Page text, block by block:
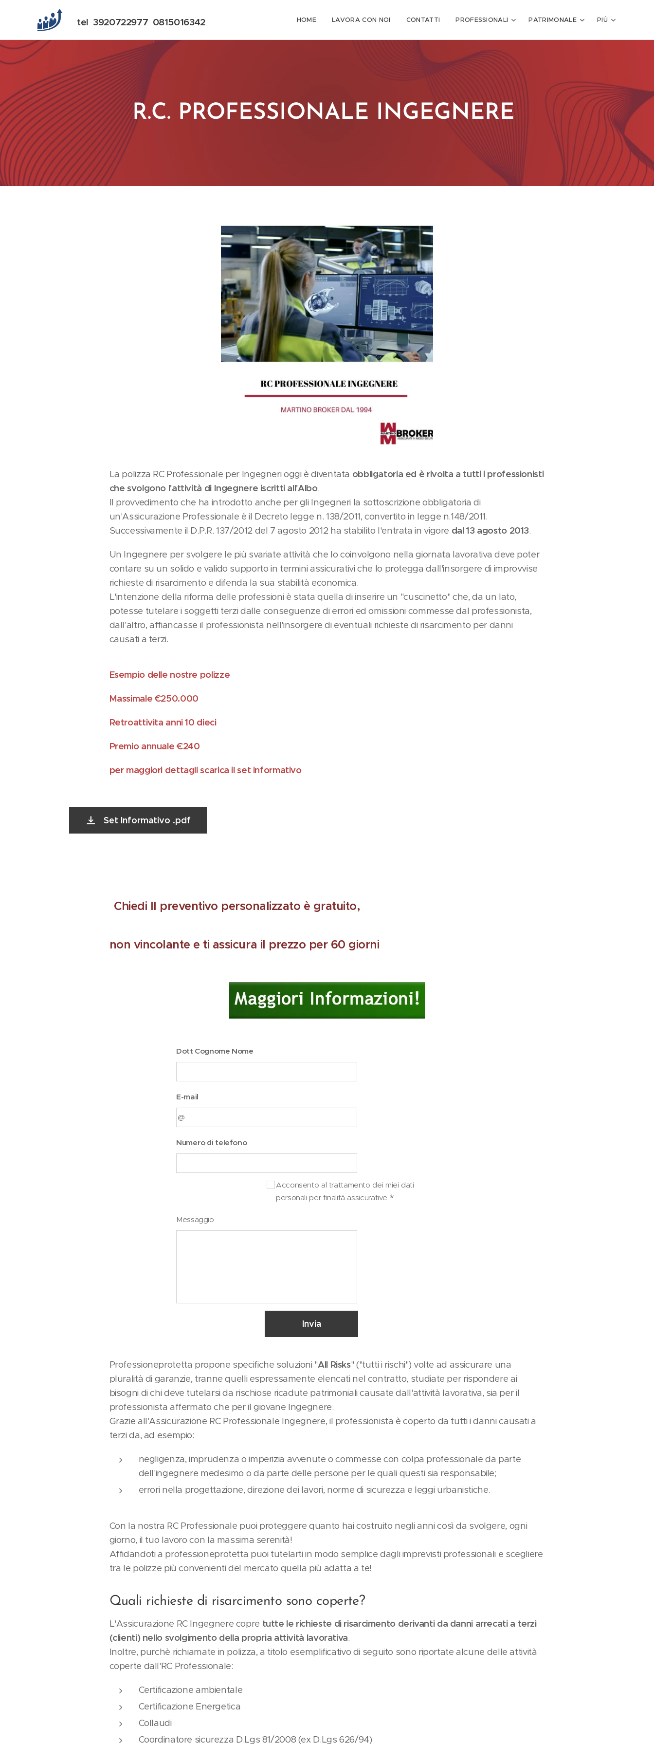
tel 3920722977 0815016342 HOME LAVORA CON NOI CONTATTI PROFESSIONALI PATRIMONALE PIÙ
R.C. PROFESSIONALE INGEGNERE
La polizza RC Professionale per Ingegneri oggi è diventata obbligatoria ed è rivolta a tutti i professionisti
che svolgono l'attività di Ingegnere iscritti all'Albo.
Il provvedimento che ha introdotto anche per gli Ingegneri la sottoscrizione obbligatoria di
un'Assicurazione Professionale è il Decreto legge n. 138/2011, convertito in legge n.148/2011.
Successivamente il D.P.R. 137/2012 del 7 agosto 2012 ha stabilito l'entrata in vigore dal 13 agosto 2013.
Un Ingegnere per svolgere le più svariate attività che lo coinvolgono nella giornata lavorativa deve poter
contare su un solido e valido supporto in termini assicurativi che lo protegga dall'insorgere di improvvise
richieste di risarcimento e difenda la sua stabilità economica.
L'intenzione della riforma delle professioni è stata quella di inserire un "cuscinetto" che, da un lato,
potesse tutelare i soggetti terzi dalle conseguenze di errori ed omissioni commesse dal professionista,
dall'altro, affiancasse il professionista nell'insorgere di eventuali richieste di risarcimento per danni
causati a terzi.
Esempio delle nostre polizze
Massimale €250.000
Retroattivita anni 10 dieci
Premio annuale €240
per maggiori dettagli scarica il set informativo
Set Informativo .pdf
Chiedi Il preventivo personalizzato è gratuito,
non vincolante e ti assicura il prezzo per 60 giorni
Dott Cognome Nome
E-mail
Numero di telefono
Acconsento al trattamento dei miei dati
personali per finalità assicurative
Messaggio
Invia
Professioneprotetta propone specifiche soluzioni "All Risks" ("tutti i rischi") volte ad assicurare una
pluralità di garanzie, tranne quelli espressamente elencati nel contratto, studiate per rispondere ai
bisogni di chi deve tutelarsi da rischiose ricadute patrimoniali causate dall'attività lavorativa, sia per il
professionista affermato che per il giovane Ingegnere.
Grazie all'Assicurazione RC Professionale Ingegnere, il professionista è coperto da tutti i danni causati a
terzi da, ad esempio:
negligenza, imprudenza o imperizia avvenute o commesse con colpa professionale da parte
dell'ingegnere medesimo o da parte delle persone per le quali questi sia responsabile;
errori nella progettazione, direzione dei lavori, norme di sicurezza e leggi urbanistiche.
Con la nostra RC Professionale puoi proteggere quanto hai costruito negli anni così da svolgere, ogni
giorno, il tuo lavoro con la massima serenità!
Affidandoti a professioneprotetta puoi tutelarti in modo semplice dagli imprevisti professionali e scegliere
tra le polizze più convenienti del mercato quella più adatta a te!
Quali richieste di risarcimento sono coperte?
L'Assicurazione RC Ingegnere copre tutte le richieste di risarcimento derivanti da danni arrecati a terzi
(clienti) nello svolgimento della propria attività lavorativa.
Inoltre, purchè richiamate in polizza, a titolo esemplificativo di seguito sono riportate alcune delle attività
coperte dall'RC Professionale:
Certificazione ambientale
Certificazione Energetica
Collaudi
Coordinatore sicurezza D.Lgs 81/2008 (ex D.Lgs 626/94)